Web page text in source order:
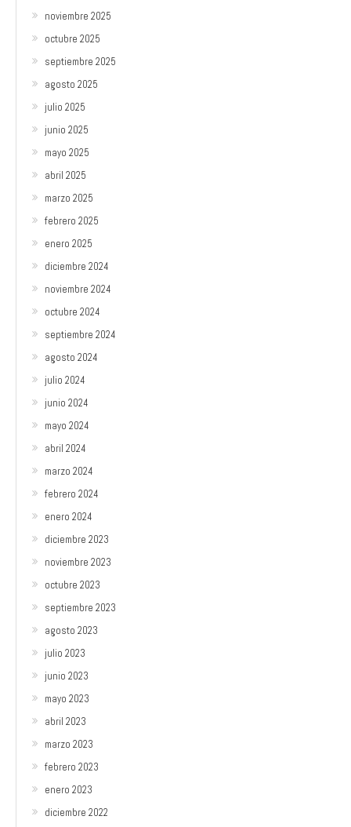
noviembre 2025
octubre 2025
septiembre 2025
agosto 2025
julio 2025
junio 2025
mayo 2025
abril 2025
marzo 2025
febrero 2025
enero 2025
diciembre 2024
noviembre 2024
octubre 2024
septiembre 2024
agosto 2024
julio 2024
junio 2024
mayo 2024
abril 2024
marzo 2024
febrero 2024
enero 2024
diciembre 2023
noviembre 2023
octubre 2023
septiembre 2023
agosto 2023
julio 2023
junio 2023
mayo 2023
abril 2023
marzo 2023
febrero 2023
enero 2023
diciembre 2022